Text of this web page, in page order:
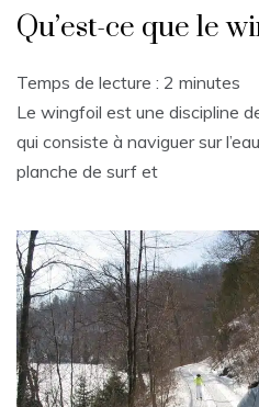
Qu’est-ce que le
Temps de lecture : 2 minutes
Le wingfoil est une discipline
qui consiste à naviguer sur
planche de surf et